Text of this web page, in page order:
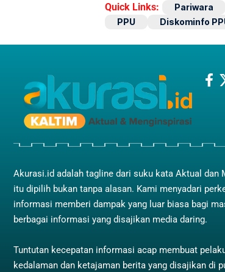
Quick Links: Pariwara
PPU
Diskominfo
Akurasi.id adalah tagline dari suku kata Aktual dan
itu dipilih bukan tanpa alasan. Kami menyadari
informasi memberi dampak yang luar biasa bagi
berbagai informasi yang disajikan media daring.
Tuntutan kecepatan informasi acap membuat
kedalaman dan ketajaman berita yang disajikan di